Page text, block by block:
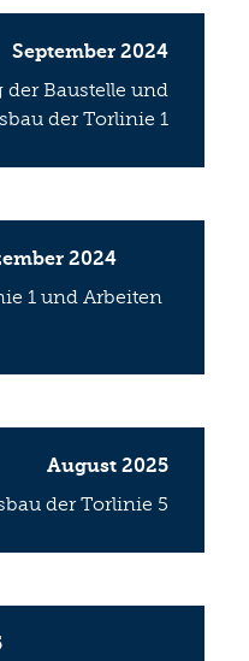
September 2024
Baustelle und
der Torlinie 1
2024
1 und Arbeiten
August 2025
der Torlinie 5